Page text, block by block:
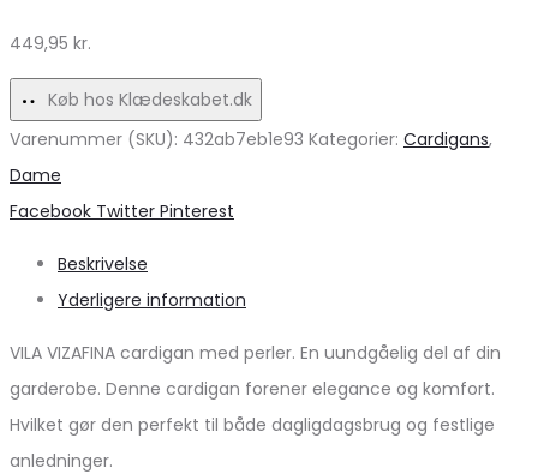
449,95 kr.
Køb hos Klædeskabet.dk
Varenummer (SKU): 432ab7eb1e93 Kategorier: Cardigans,
Dame
Share
Facebook Twitter Pinterest
Beskrivelse
Yderligere information
VILA VIZAFINA cardigan med perler. En uundgåelig del af din
garderobe. Denne cardigan forener elegance og komfort.
Hvilket gør den perfekt til både dagligdagsbrug og festlige
anledninger.